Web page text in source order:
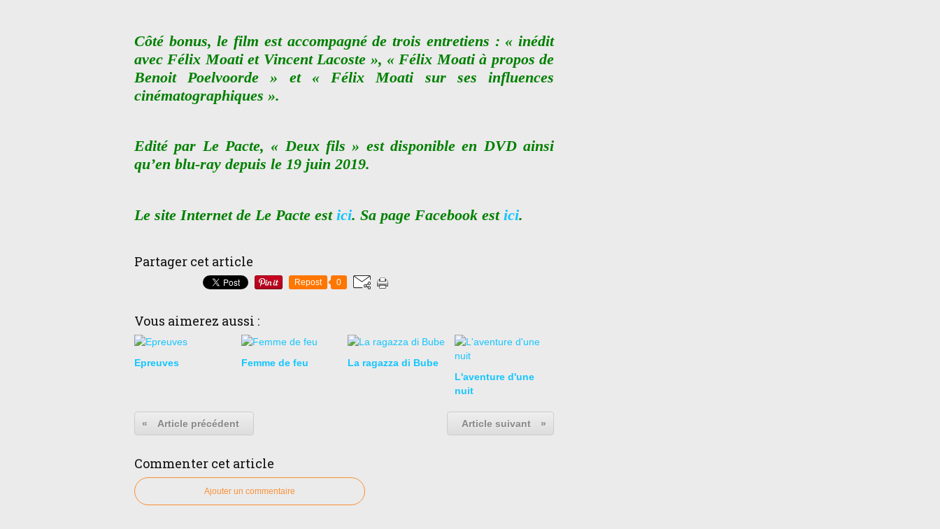
Côté bonus, le film est accompagné de trois entretiens : « inédit
avec Félix Moati et Vincent Lacoste », « Félix Moati à propos de
Benoit Poelvoorde » et « Félix Moati sur ses influences
cinématographiques ».
Edité par Le Pacte, « Deux fils » est disponible en DVD ainsi
qu’en blu-ray depuis le 19 juin 2019.
Le site Internet de Le Pacte est ici. Sa page Facebook est ici.
Partager cet article
Repost 0
Vous aimerez aussi :
Epreuves Femme de feu
La ragazza di Bube
L'aventure d'une
nuit
« Article précédent Article suivant »
Commenter cet article
Ajouter un commentaire